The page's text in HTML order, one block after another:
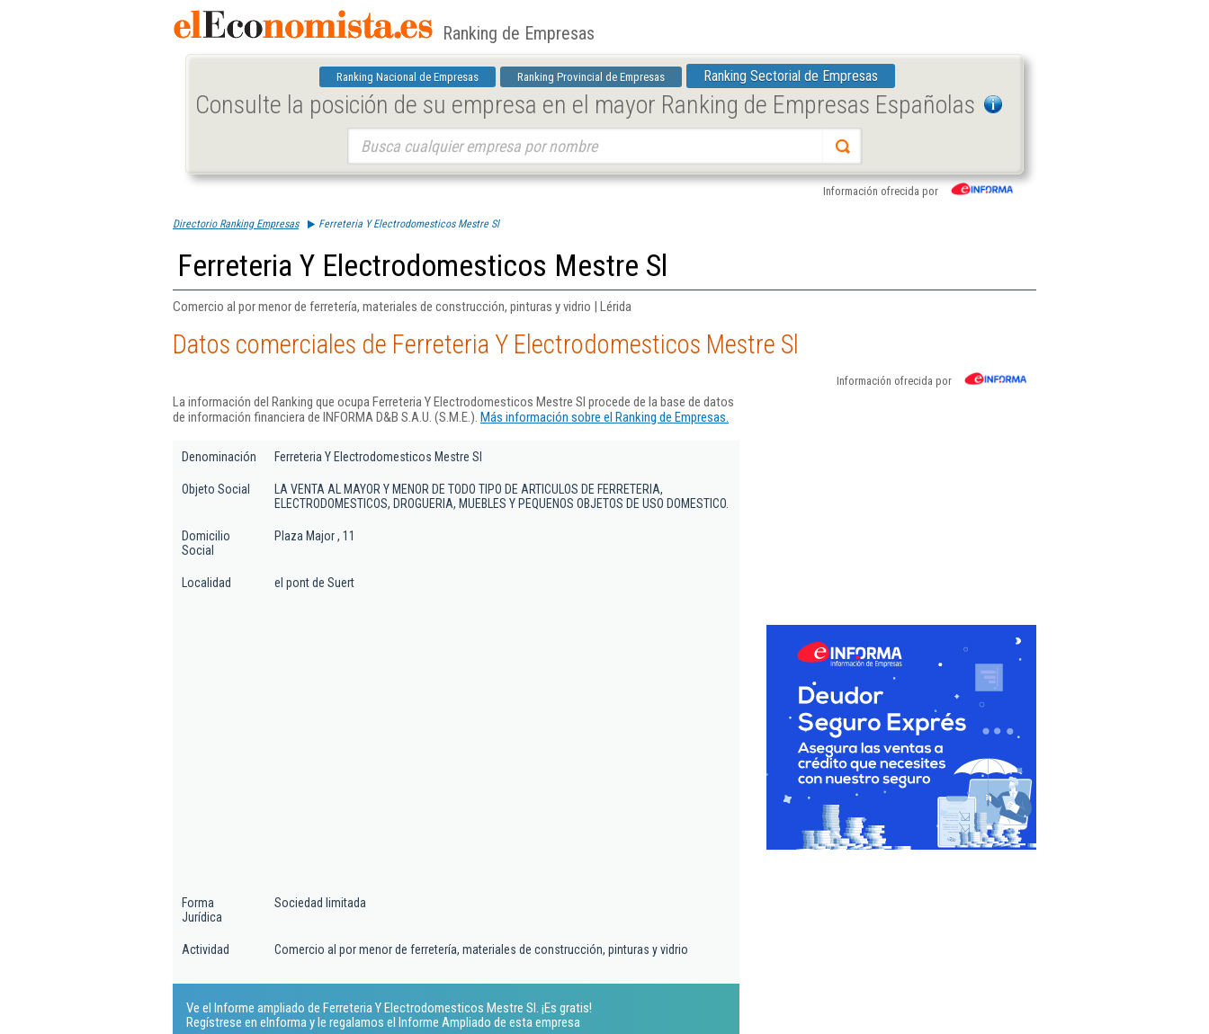
Ranking de Empresas
Ranking Nacional de Empresas Ranking Provincial de Empresas Ranking Sectorial de Empresas
Consulte la posición de su empresa en el mayor Ranking de Empresas Españolas
Información ofrecida por
Directorio Ranking Empresas Ferreteria Y Electrodomesticos Mestre Sl
Ferreteria Y Electrodomesticos Mestre Sl
Comercio al por menor de ferretería, materiales de construcción, pinturas y vidrio | Lérida
Datos comerciales de Ferreteria Y Electrodomesticos Mestre Sl
Información ofrecida por
La información del Ranking que ocupa Ferreteria Y Electrodomesticos Mestre Sl procede de la base de datos
de información financiera de INFORMA D&B S.A.U. (S.M.E.). Más información sobre el Ranking de Empresas.
Denominación Ferreteria Y Electrodomesticos Mestre Sl
Objeto Social
LA VENTA AL MAYOR Y MENOR DE TODO TIPO DE ARTICULOS DE FERRETERIA,
ELECTRODOMESTICOS, DROGUERIA, MUEBLES Y PEQUENOS OBJETOS DE USO DOMESTICO.
Domicilio
Social
Plaza Major , 11
Localidad el pont de Suert
Forma
Jurídica
Sociedad limitada
Actividad Comercio al por menor de ferretería, materiales de construcción, pinturas y vidrio
Ve el Informe ampliado de Ferreteria Y Electrodomesticos Mestre Sl. ¡Es gratis!
Regístrese en eInforma y le regalamos el Informe Ampliado de esta empresa